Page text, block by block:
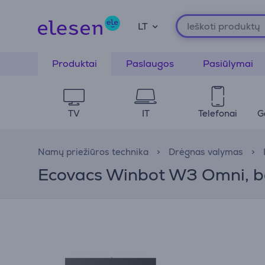
LT
Produktai Paslaugos Pasiūlymai
TV IT Telefonai
Namų priežiūros technika Drėgnas valymas
Ecovacs Winbot W3 Omni,